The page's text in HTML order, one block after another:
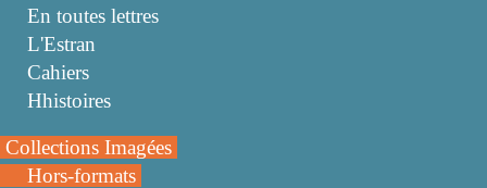
En toutes lettres
L'Estran
Cahiers
Hhistoires
Collections Imagées
Hors-formats